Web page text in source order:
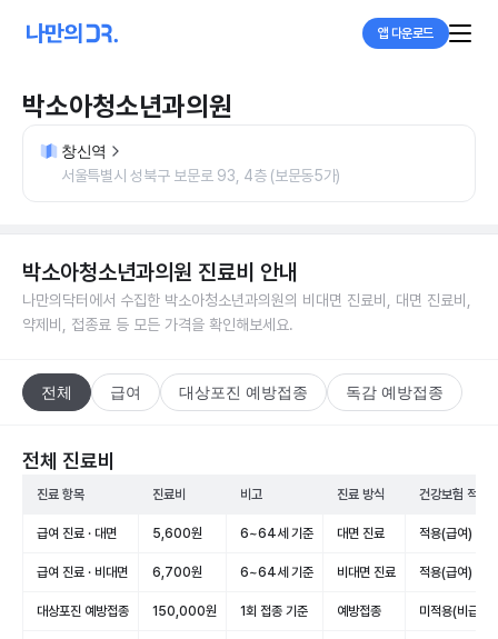
앱 다운로드
박소아청소년과의원
창신역
서울특별시 성북구 보문로 93, 4층 (보문동5가)
박소아청소년과의원 진료비 안내
나만의닥터에서 수집한 박소아청소년과의원의 비대면 진료비, 대면 진료비,
약제비, 접종료 등 모든 가격을 확인해보세요.
전체 급여 대상포진 예방접종 독감 예방접종
전체 진료비
진료 항목 진료비 비고 진료 방식 건강보험 적용
급여 진료 · 대면 5,600원 6~64세 기준 대면 진료 적용(급여)
급여 진료 · 비대면 6,700원 6~64세 기준 비대면 진료 적용(급여)
대상포진 예방접종 150,000원 1회 접종 기준 예방접종 미적용(비급여)